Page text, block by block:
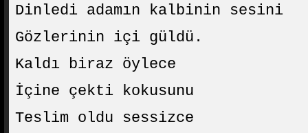
Dinledi adamın kalbinin sesini
Gözlerinin içi güldü.
Kaldı biraz öylece
İçine çekti kokusunu
Teslim oldu sessizce